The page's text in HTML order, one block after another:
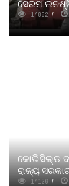
ସେରମ
14852
କୋଭିସିଲ୍ଡ
ରାଜ୍ୟ
14126